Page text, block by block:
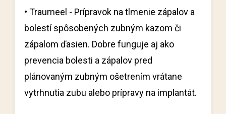
• Traumeel - Prípravok na tlmenie zápalov a
bolestí spôsobených zubným kazom či
zápalom ďasien. Dobre funguje aj ako
prevencia bolesti a zápalov pred
plánovaným zubným ošetrením vrátane
vytrhnutia zubu alebo prípravy na implantát.